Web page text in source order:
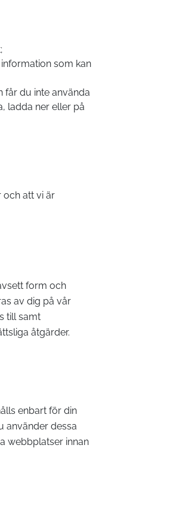
som kan
får du inte använda
ladda ner eller på
och att vi är
form och
av dig på vår
till samt
åtgärder.
enbart för din
använder dessa
webbplatser innan